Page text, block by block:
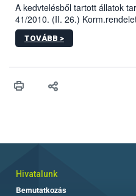
A kedvtelésből tartott állatok
41/2010. (II. 26.)
sérülés, illetve ennek veszélye
hatósági feladatokat, valamint
vonni az ebek viselkedésének
TOVÁBB >
Hivatalunk
Bemutatkozás